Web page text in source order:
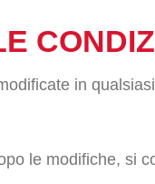
in
le modifiche, si